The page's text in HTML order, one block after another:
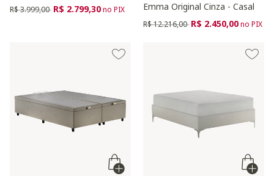
Preço reduzido de
R$ 3.999,00 para
R$ 2.799,30no PIX
Emma Original Cinza - Casal
Preço reduzido de
R$ 12.216,00 para
R$ 2.450,00no PIX